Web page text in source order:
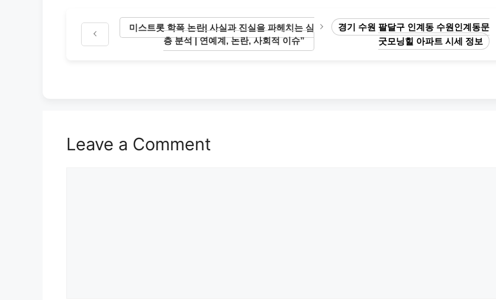
미스트롯 학폭 논란| 사실과 진실을 파헤치는 심
층 분석 | 연예계, 논란, 사회적 이슈”
경기 수원 팔달구 인계동 수원인계동문
굿모닝힐 아파트 시세 정보
Leave a Comment